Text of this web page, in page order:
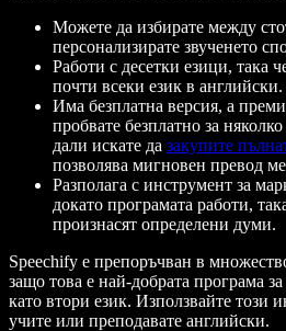
Можете да избирате между
персонализирате звученето
Работи с десетки езици, така
почти всеки език в английски.
Има безплатна версия, а
пробвате безплатно за
дали искате да закупите
позволява мигновен превод
Разполага с инструмент за
докато програмата работи,
произнасят определени думи.
Speechify е препоръчван в
защо това е най-добрата програма
като втори език. Използвайте този
учите или преподавате английски.